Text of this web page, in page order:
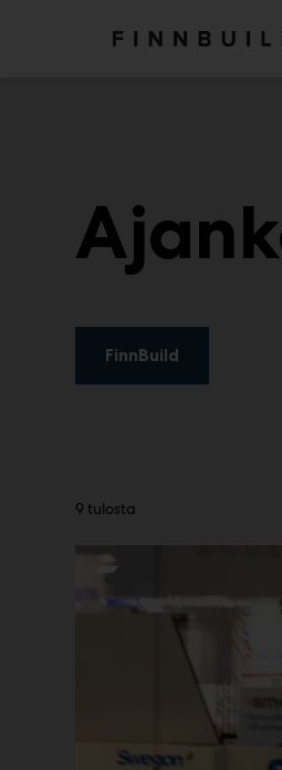
FinnBuild
9 tulosta